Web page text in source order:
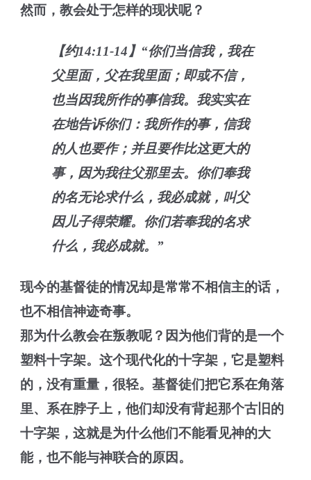
然而，教会处于怎样的现状呢？
【约14:11-14】“你们当信我，我在
父里面，父在我里面；即或不信，
也当因我所作的事信我。我实实在
在地告诉你们：我所作的事，信我
的人也要作；并且要作比这更大的
事，因为我往父那里去。你们奉我
的名无论求什么，我必成就，叫父
因儿子得荣耀。你们若奉我的名求
什么，我必成就。”
现今的基督徒的情况却是常常不相信主的话，
也不相信神迹奇事。
那为什么教会在叛教呢？因为他们背的是一个
塑料十字架。这个现代化的十字架，它是塑料
的，没有重量，很轻。基督徒们把它系在角落
里、系在脖子上，他们却没有背起那个古旧的
十字架，这就是为什么他们不能看见神的大
能，也不能与神联合的原因。